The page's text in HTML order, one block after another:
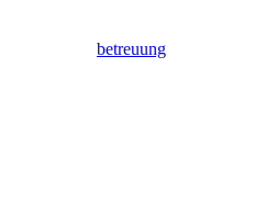
betreuung